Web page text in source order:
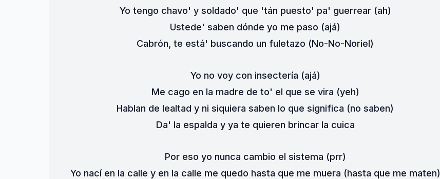
Yo tengo chavo' y soldado' que 'tán puesto' pa' guerrear (ah)
Ustede' saben dónde yo me paso (ajá)
Cabrón, te está' buscando un fuletazo (No-No-Noriel)
Yo no voy con insectería (ajá)
Me cago en la madre de to' el que se vira (yeh)
Hablan de lealtad y ni siquiera saben lo que significa (no saben)
Da' la espalda y ya te quieren brincar la cuica
Por eso yo nunca cambio el sistema (prr)
Yo nací en la calle y en la calle me quedo hasta que me muera (hasta que me maten)